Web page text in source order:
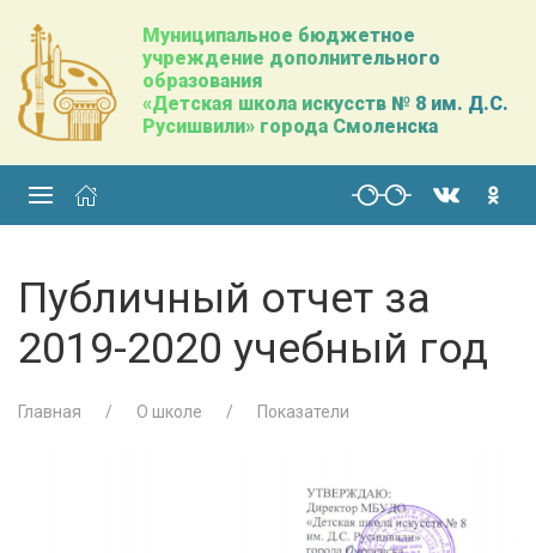
Муниципальное бюджетное
учреждение дополнительного
образования
«Детская школа искусств № 8 им. Д.С.
Русишвили» города Смоленска
Публичный отчет за
2019-2020 учебный год
Главная О школе Показатели